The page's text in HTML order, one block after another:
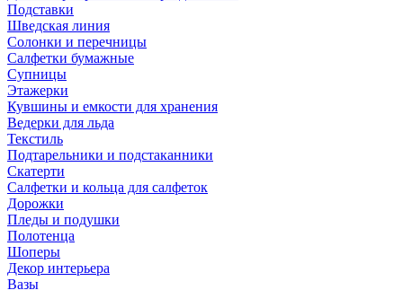
Подставки
Шведская линия
Солонки и перечницы
Салфетки бумажные
Супницы
Этажерки
Кувшины и емкости для хранения
Ведерки для льда
Текстиль
Подтарельники и подстаканники
Скатерти
Салфетки и кольца для салфеток
Дорожки
Пледы и подушки
Полотенца
Шоперы
Декор интерьера
Вазы